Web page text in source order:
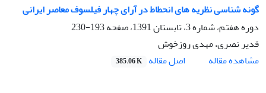
گونه شناسی نظریه های انحطاط در آرای چهار فیلسوف معاصر ایرانی
دوره هفتم، شماره 3، تابستان 1391، صفحه
193-230
قدیر نصری، مهدی روزخوش
مشاهده مقاله
اصل مقاله 385.06 K